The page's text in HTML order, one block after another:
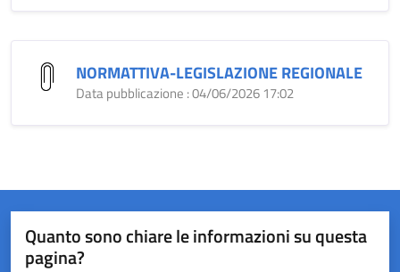
NORMATTIVA-LEGISLAZIONE REGIONALE
Data pubblicazione : 04/06/2026 17:02
Quanto sono chiare le informazioni su questa
pagina?